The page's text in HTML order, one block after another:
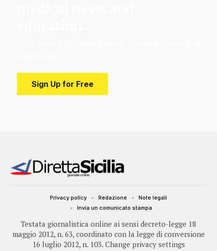
Sign Up for Free
Testata giornalistica online ai sensi decreto-legge 18
maggio 2012, n. 63, coordinato con la legge di conversione
16 luglio 2012, n. 103. Change privacy settings
Privacy policy Redazione
Note legali
Invia un comunicato stampa